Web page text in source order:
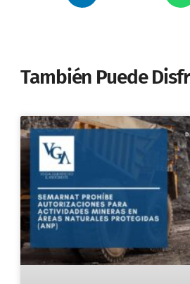
También Puede